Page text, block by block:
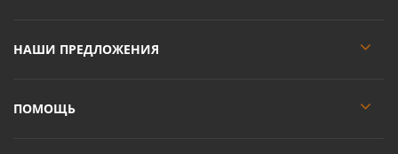
НАШИ ПРЕДЛОЖЕНИЯ
ПОМОЩЬ